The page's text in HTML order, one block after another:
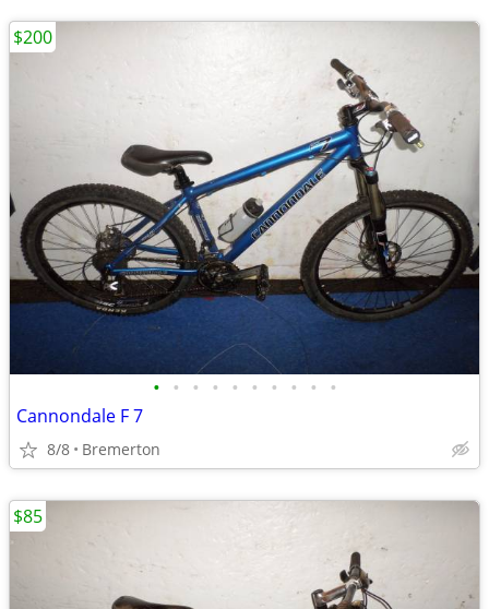
• • • • • • • • • •
Cannondale F 7
8/8 Bremerton
$200
$85